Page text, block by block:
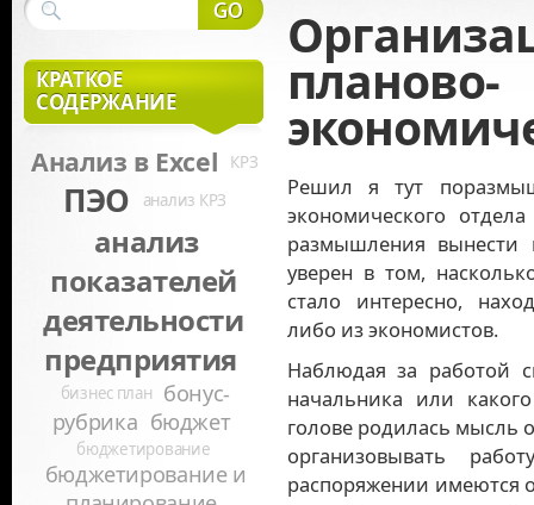
планово-
Решил я тут
экономического
размышления вынести
уверен в том,
стало интересно,
либо из экономистов.
Наблюдая за работой
начальника или
голове родилась мысль
организовывать
распоряжении имеются
КРАТКОЕ
СОДЕРЖАНИЕ
Анализ в Excel КРЗ
ПЭО анализ КРЗ
анализ
показателей
деятельности
предприятия
бизнес план
бонус-
рубрика бюджет
бюджетирование
бюджетирование и